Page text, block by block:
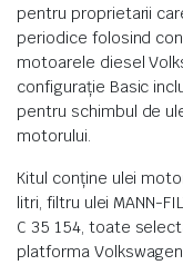
pentru proprietarii
periodice folosind
motoarele diesel
configurație Basic
pentru schimbul de
motorului.
Kitul conține ulei
litri, filtru ulei MANN-
C 35 154, toate
platforma